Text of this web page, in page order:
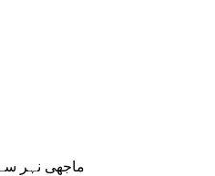
ماجھی نہر